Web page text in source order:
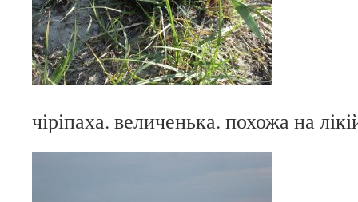
чіріпаха. величенька. похожа на